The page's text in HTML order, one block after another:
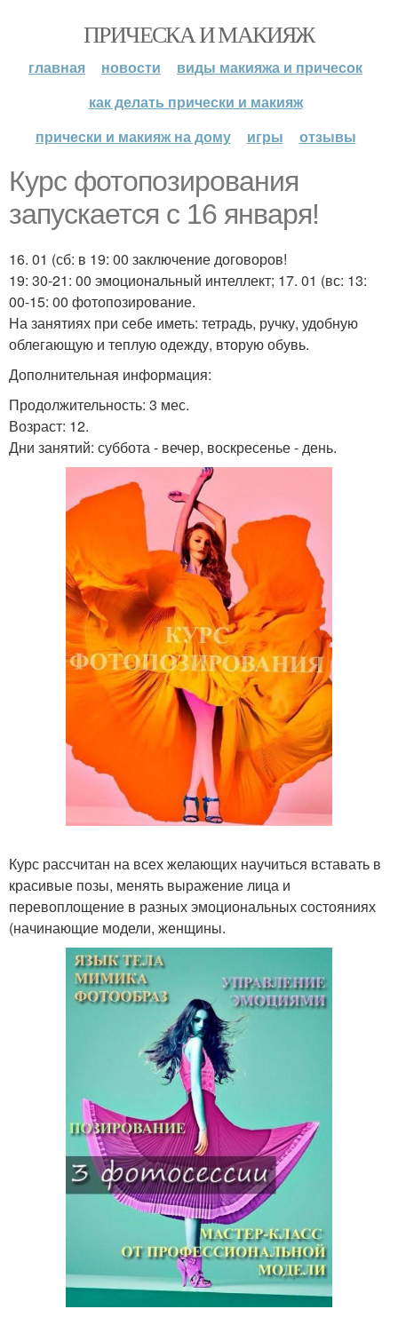
ПРИЧЕСКА И МАКИЯЖ
главная новости
виды макияжа и причесок
как делать прически и макияж
прически и макияж на дому
игры отзывы
Курс фотопозирования
запускается с 16 января!
16. 01 (сб: в 19: 00 заключение договоров!
19: 30-21: 00 эмоциональный интеллект; 17. 01 (вс: 13:
00-15: 00 фотопозирование.
На занятиях при себе иметь: тетрадь, ручку, удобную
облегающую и теплую одежду, вторую обувь.
Дополнительная информация:
Продолжительность: 3 мес.
Возраст: 12.
Дни занятий: суббота - вечер, воскресенье - день.
Курс рассчитан на всех желающих научиться вставать в
красивые позы, менять выражение лица и
перевоплощение в разных эмоциональных состояниях
(начинающие модели, женщины.